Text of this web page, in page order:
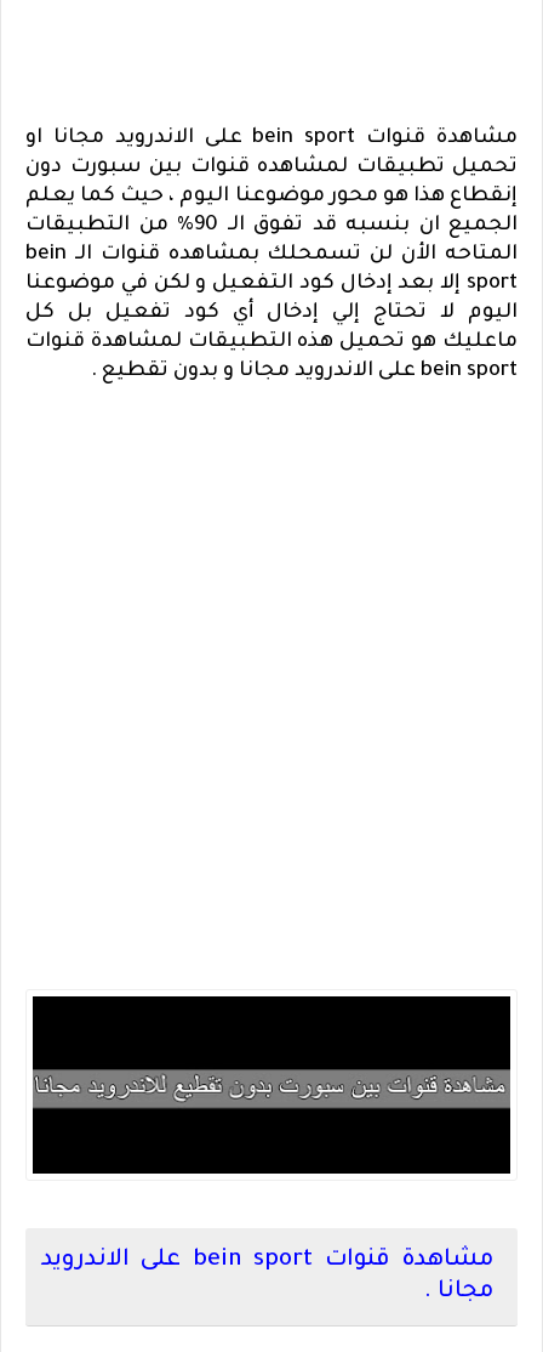
مشاهدة قنوات bein sport على الاندرويد مجانا او
تحميل تطبيقات لمشاهده قنوات بين سبورت دون
إنقطاع هذا هو محور موضوعنا اليوم ، حيث كما يعلم
الجميع ان بنسبه قد تفوق الـ 90% من التطبيقات
المتاحه الأن لن تسمحلك بمشاهده قنوات الـ bein
sport إلا بعد إدخال كود التفعيل و لكن في موضوعنا
اليوم لا تحتاج إلي إدخال أي كود تفعيل بل كل
ماعليك هو تحميل هذه التطبيقات لمشاهدة قنوات
bein sport على الاندرويد مجانا و بدون تقطيع .
مشاهدة قنوات bein sport على الاندرويد
مجانا .